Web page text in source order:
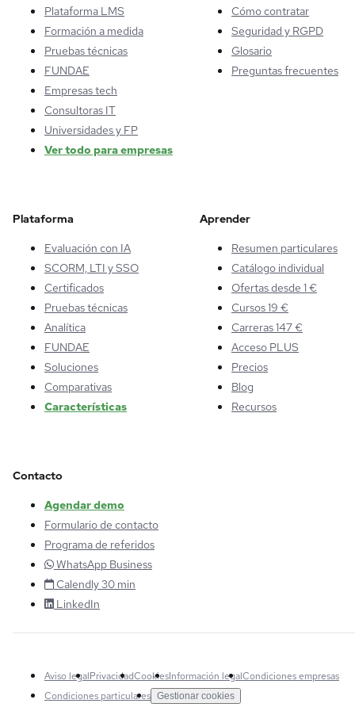
Plataforma LMS
Formación a medida
Pruebas técnicas
FUNDAE
Empresas tech
Consultoras IT
Universidades y FP
Ver todo para empresas
Cómo contratar
Seguridad y RGPD
Glosario
Preguntas frecuentes
Plataforma
Evaluación con IA
SCORM, LTI y SSO
Certificados
Pruebas técnicas
Analítica
FUNDAE
Soluciones
Comparativas
Características
Aprender
Resumen particulares
Catálogo individual
Ofertas desde 1 €
Cursos 19 €
Carreras 147 €
Acceso PLUS
Precios
Blog
Recursos
Contacto
Agendar demo
Formulario de contacto
Programa de referidos
WhatsApp Business
Calendly 30 min
LinkedIn
Aviso legalPrivacidadCookiesInformación legalCondiciones empresas
Condiciones particulares Gestionar cookies